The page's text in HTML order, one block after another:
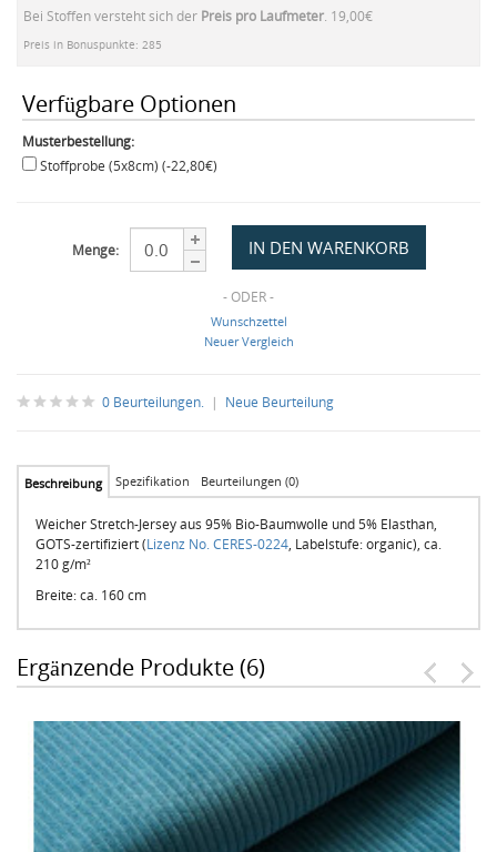
Bei Stoffen versteht sich der Preis pro Laufmeter. 19,00€
Preis in Bonuspunkte: 285
Verfügbare Optionen
Musterbestellung:
Stoffprobe (5x8cm) (-22,80€)
Menge:
- ODER -
Wunschzettel
Neuer Vergleich
0 Beurteilungen. | Neue Beurteilung
Beschreibung Spezifikation Beurteilungen (0)
Weicher Stretch-Jersey aus 95% Bio-Baumwolle und 5% Elasthan,
GOTS-zertifiziert (Lizenz No. CERES-0224, Labelstufe: organic), ca.
210 g/m²
Breite: ca. 160 cm
Ergänzende Produkte (6)